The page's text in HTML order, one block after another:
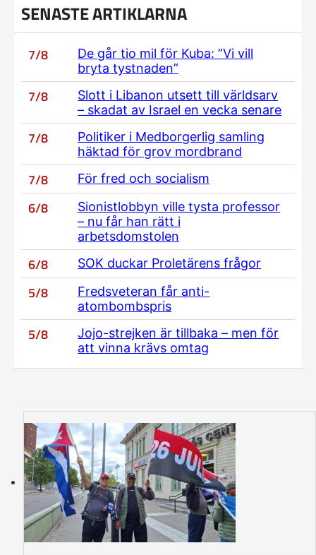
SENASTE ARTIKLARNA
7/8
De går tio mil för Kuba: ”Vi vill
bryta tystnaden”
7/8
Slott i Libanon utsett till världsarv
– skadat av Israel en vecka senare
7/8
Politiker i Medborgerlig samling
häktad för grov mordbrand
7/8 För fred och socialism
6/8
Sionistlobbyn ville tysta professor
– nu får han rätt i
arbetsdomstolen
6/8 SOK duckar Proletärens frågor
5/8
Fredsveteran får anti-
atombombspris
5/8
Jojo-strejken är tillbaka – men för
att vinna krävs omtag